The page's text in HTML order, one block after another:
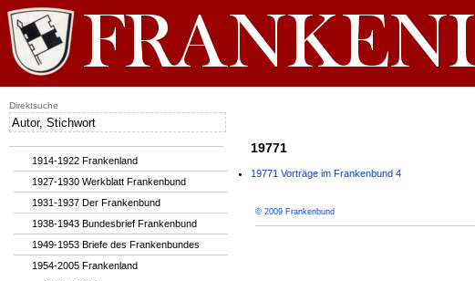
19771
19771 Vorträge im Frankenbund 4
© 2009 Frankenbund
1914-1922 Frankenland
1927-1930 Werkblatt Frankenbund
1931-1937 Der Frankenbund
1938-1943 Bundesbrief Frankenbund
1949-1953 Briefe des Frankenbundes
1954-2005 Frankenland
Direktsuche